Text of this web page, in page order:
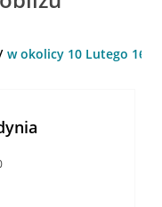
w okolicy 10 Lutego 16 ,